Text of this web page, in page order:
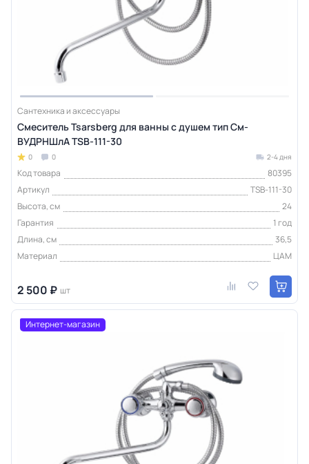
Сантехника и аксессуары
Смеситель Tsarsberg для ванны с душем тип См-
ВУДРНШлА TSB-111-30
0 0 2-4 дня
Код товара
80395
Артикул
TSB-111-30
Высота, см
24
Гарантия
1 год
Длина, см
36,5
Материал
ЦАМ
2 500 ₽ шт
Интернет-магазин